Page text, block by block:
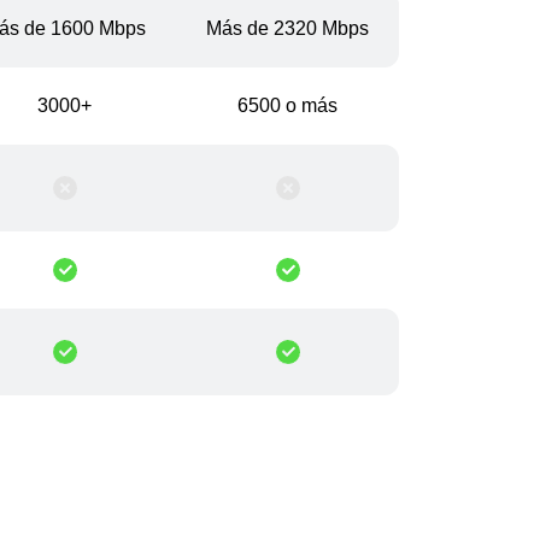
de 1600 Mbps Más de 2320 Mbps
3000+ 6500 o más